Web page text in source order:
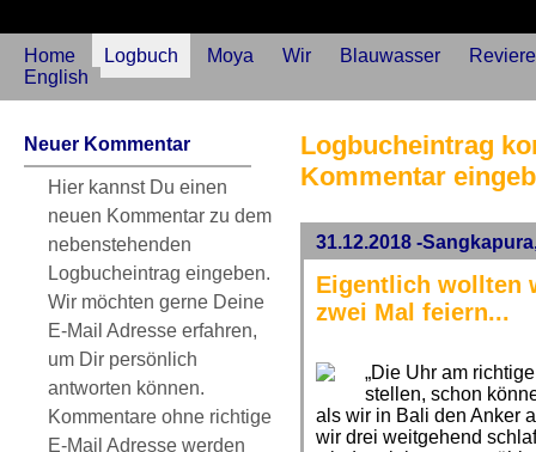
Home Logbuch Moya Wir Blauwasser
Reviere
English
Neuer Kommentar
Hier kannst Du einen
neuen Kommentar zu dem
nebenstehenden
Logbucheintrag eingeben.
Wir möchten gerne Deine
E-Mail Adresse erfahren,
um Dir persönlich
antworten können.
Kommentare ohne richtige
E-Mail Adresse werden
Logbucheintrag
Kommentar
31.12.2018 -
Eigentlich wollten
zwei Mal feiern...
„Die Uhr am
stellen, schon
als wir in Bali den Anker
wir drei weitgehend